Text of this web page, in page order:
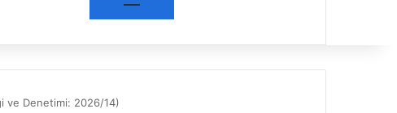
ve Denetimi: 2026/14)